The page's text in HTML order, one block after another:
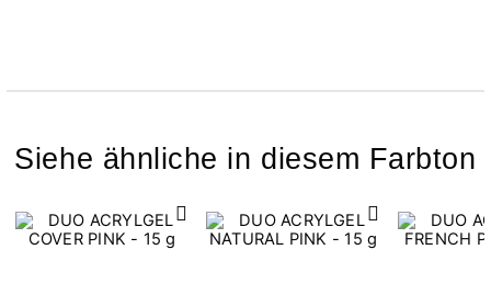
Siehe ähnliche in diesem Farbton